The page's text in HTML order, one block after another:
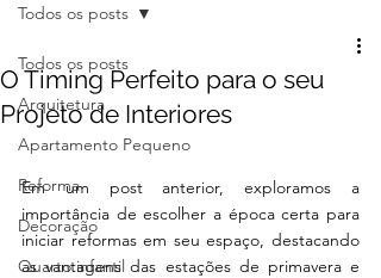
Todos os posts
Arquitetura
Apartamento Pequeno
Reforma
Decoração
Quarto infantil
Todos os posts
O Timing Perfeito para o seu
Projeto de Interiores
Em um post anterior, exploramos a
importância de escolher a época certa para
iniciar reformas em seu espaço, destacando
as vantagens das estações de primavera e